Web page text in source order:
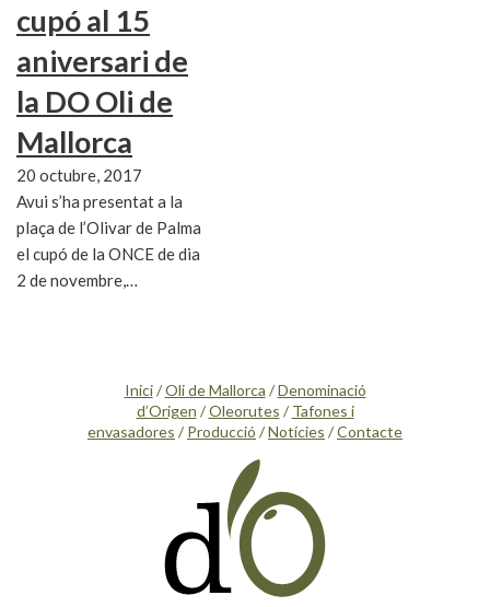
cupó al 15
aniversari de
la DO Oli de
Mallorca
20 octubre, 2017
Avui s’ha presentat a la
plaça de l’Olivar de Palma
el cupó de la ONCE de dia
2 de novembre,…
Inici/Oli de Mallorca /Denominació
d’Origen /Oleorutes / Tafones i
envasadores / Producció /Notícies /Contacte